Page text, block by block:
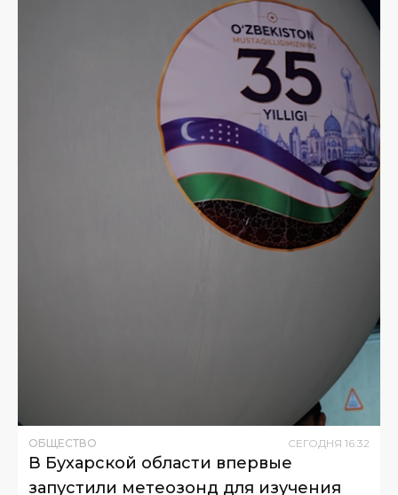
ОБЩЕСТВО СЕГОДНЯ 16:32
В Бухарской области впервые
запустили метеозонд для изучения